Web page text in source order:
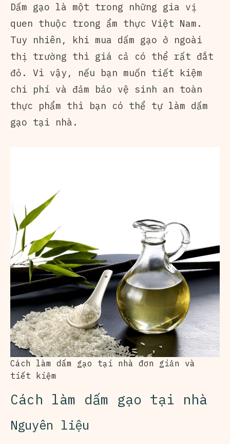
Dấm gạo là một trong những gia vị
quen thuộc trong ẩm thực Việt Nam.
Tuy nhiên, khi mua dấm gạo ở ngoài
thị trường thì giá cả có thể rất đắt
đỏ. Vì vậy, nếu bạn muốn tiết kiệm
chi phí và đảm bảo vệ sinh an toàn
thực phẩm thì bạn có thể tự làm dấm
gạo tại nhà.
Cách làm dấm gạo tại nhà đơn giản và
tiết kiệm
Cách làm dấm gạo tại nhà
Nguyên liệu